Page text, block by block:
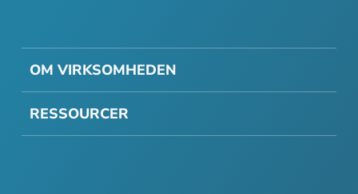
OM VIRKSOMHEDEN
RESSOURCER